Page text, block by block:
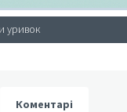
уривок
Коментарі